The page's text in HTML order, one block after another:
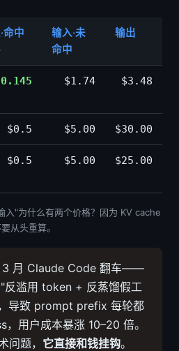
命中
输入·未
命中
输出
$1.74 $3.48
$0.5 $5.00 $30.00
$0.5 $5.00 $25.00
"为什么有两个价格？因为 KV cache
从头重算。
3 月 Claude Code 翻车——
反滥用 token + 反蒸馏假工
导致 prompt prefix 每轮都
用户成本暴涨 10–20 倍。
问题， 它直接和钱挂钩。